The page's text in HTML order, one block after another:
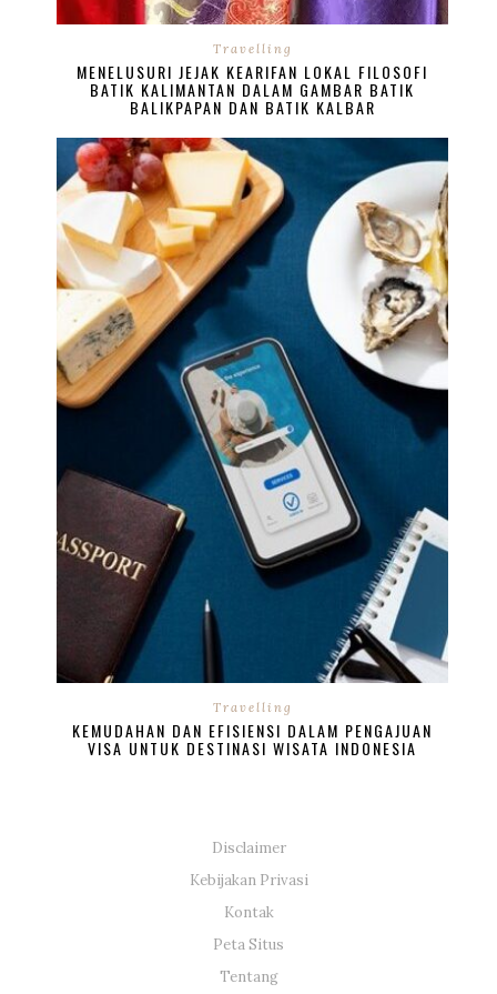
Travelling
MENELUSURI JEJAK KEARIFAN LOKAL FILOSOFI
BATIK KALIMANTAN DALAM GAMBAR BATIK
BALIKPAPAN DAN BATIK KALBAR
Travelling
KEMUDAHAN DAN EFISIENSI DALAM PENGAJUAN
VISA UNTUK DESTINASI WISATA INDONESIA
Disclaimer
Kebijakan Privasi
Kontak
Peta Situs
Tentang